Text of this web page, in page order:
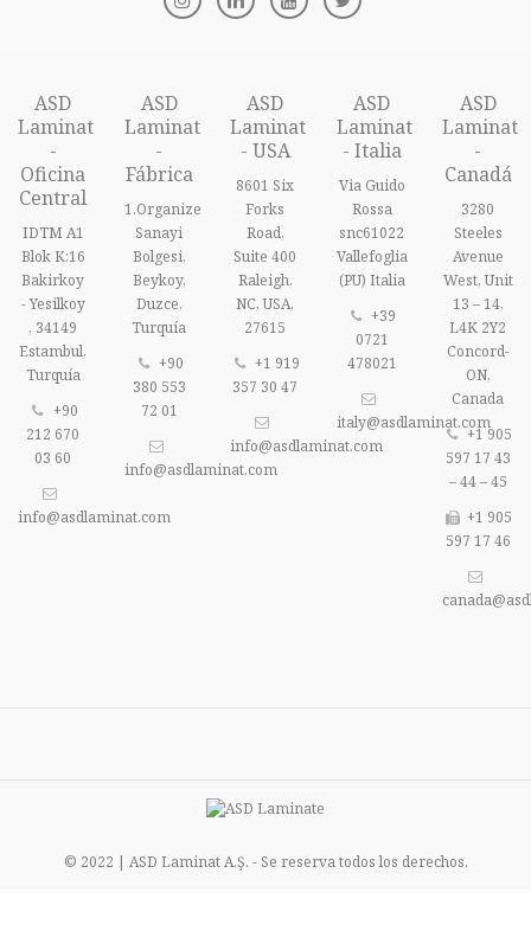
ASD
Laminat
-
Oficina
Central
IDTM A1
Blok K:16
Bakirkoy
- Yesilkoy
, 34149
Estambul,
Turquía
+90
212 670
03 60
info@asdlaminat.com
ASD
Laminat
-
Fábrica
1.Organize
Sanayi
Bolgesi,
Beykoy,
Duzce,
Turquía
+90
380 553
72 01
info@asdlaminat.com
ASD
Laminat
- USA
8601 Six
Forks
Road,
Suite 400
Raleigh,
NC, USA,
27615
+1 919
357 30 47
info@asdlaminat.com
ASD
Laminat
- Italia
Via Guido
Rossa
snc61022
Vallefoglia
(PU) Italia
+39
0721
478021
italy@asdlaminat.com
ASD
Laminat
-
Canadá
3280
Steeles
Avenue
West, Unit
13 – 14,
L4K 2Y2
Concord-
ON,
Canada
+1 905
597 17 43
– 44 – 45
+1 905
597 17 46
© 2022 | ASD Laminat A.Ş. - Se reserva todos los derechos.